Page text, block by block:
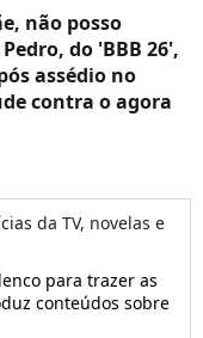
não posso
do 'BBB 26',
assédio no
contra o agora
da TV, novelas e
para trazer as
conteúdos sobre